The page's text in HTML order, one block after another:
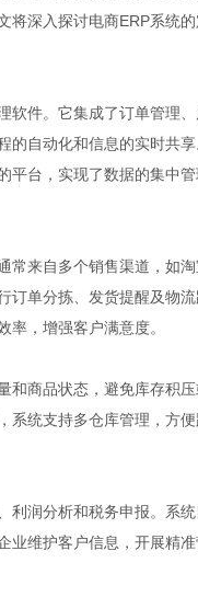
将深入探讨电商ERP系统
软件。它集成了订单管理
的自动化和信息的实时共
平台，实现了数据的集中
常来自多个销售渠道，如
订单分拣、发货提醒及物
，增强客户满意度。
和商品状态，避免库存积
系统支持多仓库管理，方
利润分析和税务申报。系
业维护客户信息，开展精